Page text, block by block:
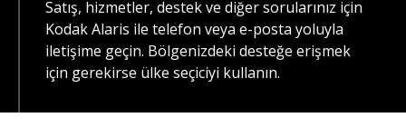
Satış, hizmetler, destek ve diğer sorularınız için
Kodak Alaris ile telefon veya e-posta yoluyla
iletişime geçin. Bölgenizdeki desteğe erişmek
için gerekirse ülke seçiciyi kullanın.